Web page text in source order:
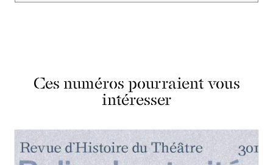
Ces numéros pourraient vous
intéresser